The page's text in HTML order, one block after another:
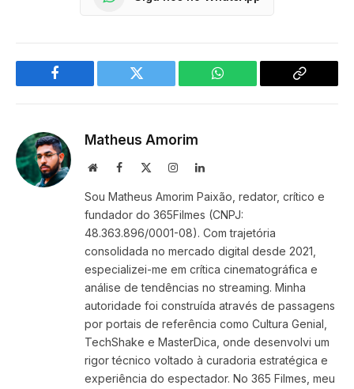
Facebook Twitter WhatsApp
Copy
Matheus Amorim
WebsiteFacebook InstagramLinkedIn
Sou Matheus Amorim Paixão, redator, crítico e
fundador do 365Filmes (CNPJ:
48.363.896/0001-08). Com trajetória
consolidada no mercado digital desde 2021,
especializei-me em crítica cinematográfica e
análise de tendências no streaming. Minha
autoridade foi construída através de passagens
por portais de referência como Cultura Genial,
TechShake e MasterDica, onde desenvolvi um
rigor técnico voltado à curadoria estratégica e
experiência do espectador. No 365 Filmes, meu